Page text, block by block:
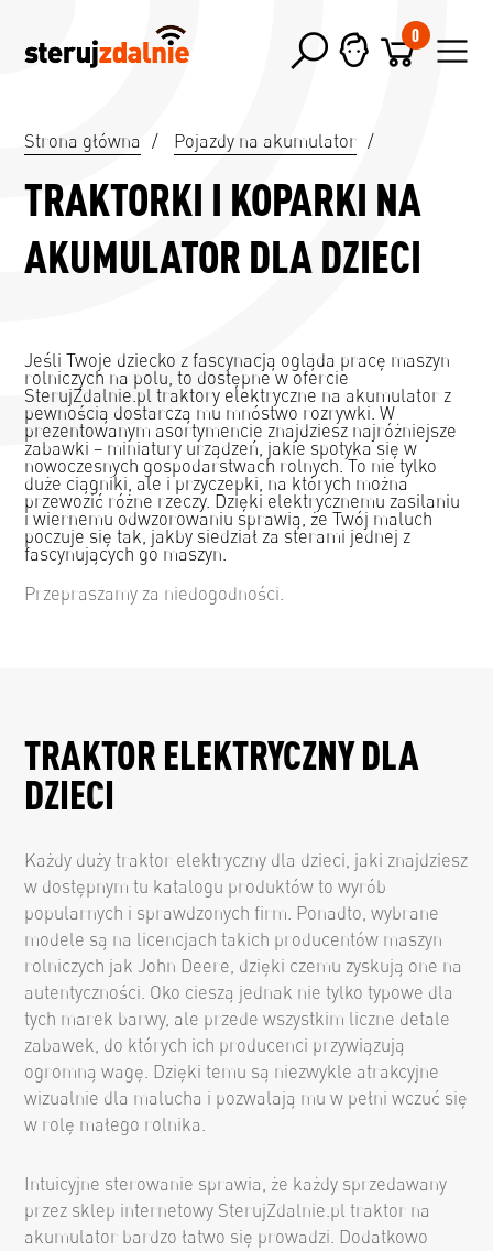
0
Strona główna / Pojazdy na akumulator /
TRAKTORKI I KOPARKI NA
AKUMULATOR DLA DZIECI
Jeśli Twoje dziecko z fascynacją ogląda pracę maszyn
rolniczych na polu, to dostępne w ofercie
SterujZdalnie.pl traktory elektryczne na akumulator z
pewnością dostarczą mu mnóstwo rozrywki. W
prezentowanym asortymencie znajdziesz najróżniejsze
zabawki – miniatury urządzeń, jakie spotyka się w
nowoczesnych gospodarstwach rolnych. To nie tylko
duże ciągniki, ale i przyczepki, na których można
przewozić różne rzeczy. Dzięki elektrycznemu zasilaniu
i wiernemu odwzorowaniu sprawią, że Twój maluch
poczuje się tak, jakby siedział za sterami jednej z
fascynujących go maszyn.
Przepraszamy za niedogodności.
TRAKTOR ELEKTRYCZNY DLA
DZIECI
Każdy duży traktor elektryczny dla dzieci, jaki znajdziesz
w dostępnym tu katalogu produktów to wyrób
popularnych i sprawdzonych firm. Ponadto, wybrane
modele są na licencjach takich producentów maszyn
rolniczych jak John Deere, dzięki czemu zyskują one na
autentyczności. Oko cieszą jednak nie tylko typowe dla
tych marek barwy, ale przede wszystkim liczne detale
zabawek, do których ich producenci przywiązują
ogromną wagę. Dzięki temu są niezwykle atrakcyjne
wizualnie dla malucha i pozwalają mu w pełni wczuć się
w rolę małego rolnika.
Intuicyjne sterowanie sprawia, że każdy sprzedawany
przez sklep internetowy SterujZdalnie.pl traktor na
akumulator bardzo łatwo się prowadzi. Dodatkowo